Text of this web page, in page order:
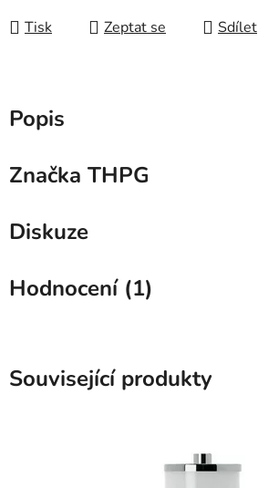
Tisk Zeptat se Sdílet
Popis
Značka THPG
Diskuze
Hodnocení (1)
Související produkty